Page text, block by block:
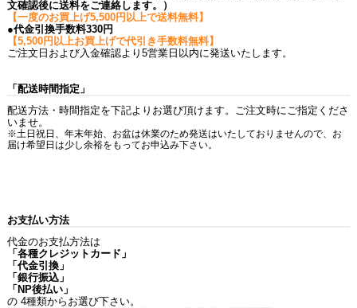
文確認後に送料をご連絡します。）
【一度のお買上げ5,500円以上で送料無料】
●代金引換手数料330円
【5,500円以上お買上げで代引き手数料無料】
ご注文日および入金確認より5営業日以内に発送いたします。
「配送時間指定」
配送方法・時間指定を下記よりお選び頂けます。ご注文時にご指定くださ
いませ。
※土日祝日、年末年始、お盆は休業のため発送はいたしておりませんので、お
届け希望日は少し余裕をもってお申込み下さい。
お支払い方法
代金のお支払方法は
「各種クレジットカード」
「代金引換」
「銀行振込」
「NP後払い」
の 4種類からお選び下さい。